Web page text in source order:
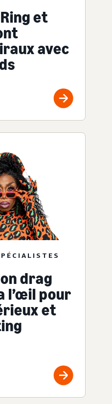
et
avec
drag
l’œil pour
et